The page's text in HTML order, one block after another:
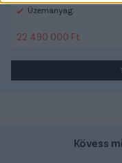
Üzemanyag:
22 490 000 Ft
Kövess